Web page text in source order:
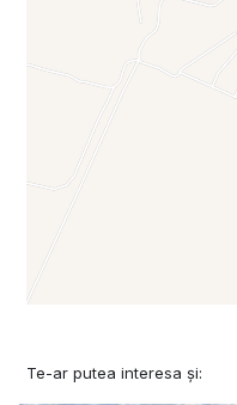
Te-ar putea interesa și: